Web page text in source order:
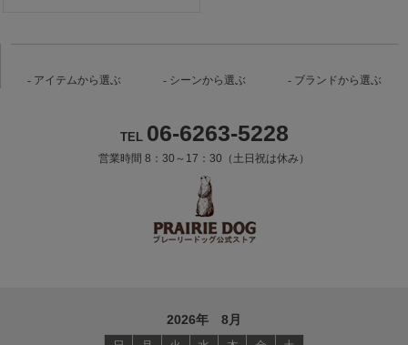
アイテムから選ぶ シーンから選ぶ ブランドから選ぶ
TEL 06-6263-5228
営業時間 8：30～17：30（土日祝は休み）
2026年 8月